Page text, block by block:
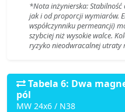
*Nota inżynierska: Stabilność
jak i od proporcji wymiarów.
współczynniku permeancji)
szybciej niż wysokie walce.
ryzyko nieodwracalnej utraty
Tabela 6: Dwa
pól
MW 24x6 / N38